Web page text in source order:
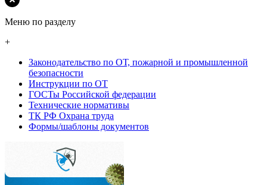
Меню по разделу
+
Законодательство по ОТ, пожарной и промышленной
безопасности
Инструкции по ОТ
ГОСТы Российской федерации
Технические нормативы
ТК РФ Охрана труда
Формы/шаблоны документов